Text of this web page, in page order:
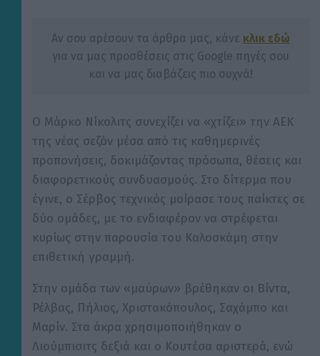
Αν σου αρέσουν τα άρθρα μας, κάνε κλικ εδώ
για να μας προσθέσεις στις Google πηγές σου
και να μας διαβάζεις πιο συχνά!
Ο Μάρκο Νίκολιτς συνεχίζει να «χτίζει» την ΑΕΚ
της νέας σεζόν μέσα από τις καθημερινές
προπονήσεις, δοκιμάζοντας πρόσωπα, θέσεις και
διαφορετικούς συνδυασμούς. Στο δίτερμα που
έγινε, ο Σέρβος τεχνικός μοίρασε τους παίκτες σε
δύο ομάδες, με το ενδιαφέρον να στρέφεται
κυρίως στην παρουσία του Καλοσκάμη στην
επιθετική γραμμή.
Στην ομάδα των «μαύρων» βρέθηκαν οι Βίντα,
Ρέλβας, Πήλιος, Χριστακόπουλος, Σαχάμπο και
Μαρίν. Στα άκρα χρησιμοποιήθηκαν ο
Λιούμπισιτς δεξιά και ο Κουτέσα αριστερά, ενώ